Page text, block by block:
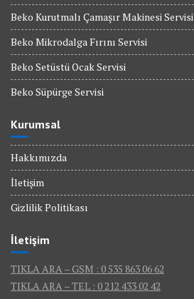
Beko Kurutmalı Çamaşır Makinesi Servisi
Beko Mikrodalga Fırını Servisi
Beko Setüstü Ocak Servisi
Beko Süpürge Servisi
Kurumsal
Hakkımızda
İletişim
Gizlilik Politikası
İletişim
TIKLA ARA – GSM : 0 535 863 06 62
TIKLA ARA – TEL : 0 212 433 02 42